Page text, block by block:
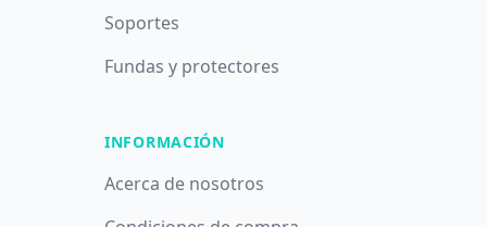
Soportes
Fundas y protectores
INFORMACIÓN
Acerca de nosotros